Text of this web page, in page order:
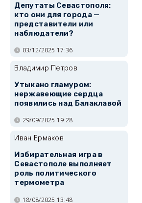
Депутаты Севастополя:
кто они для города —
представители или
наблюдатели?
03/12/2025 17:36
Владимир Петров
Утыкано гламуром:
нержавеющие сердца
появились над Балаклавой
29/09/2025 19:28
Иван Ермаков
Избирательная игра в
Севастополе выполняет
роль политического
термометра
18/08/2025 13:48